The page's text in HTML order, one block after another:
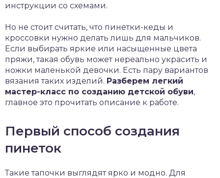
инструкции со схемами.
Но не стоит считать, что пинетки-кеды и
кроссовки нужно делать лишь для мальчиков.
Если выбирать яркие или насыщенные цвета
пряжи, такая обувь может нереально украсить и
ножки маленькой девочки. Есть пару вариантов
вязания таких изделий. Разберем легкий
мастер-класс по созданию детской обуви,
главное это прочитать описание к работе.
Первый способ создания
пинеток
Такие тапочки выглядят ярко и модно. Для